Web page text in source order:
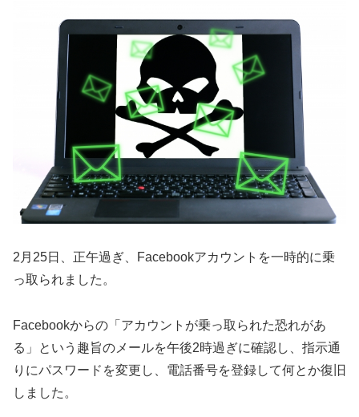
2月25日、正午過ぎ、Facebookアカウントを一時的に乗
っ取られました。
Facebookからの「アカウントが乗っ取られた恐れがあ
る」という趣旨のメールを午後2時過ぎに確認し、指示通
りにパスワードを変更し、電話番号を登録して何とか復旧
しました。